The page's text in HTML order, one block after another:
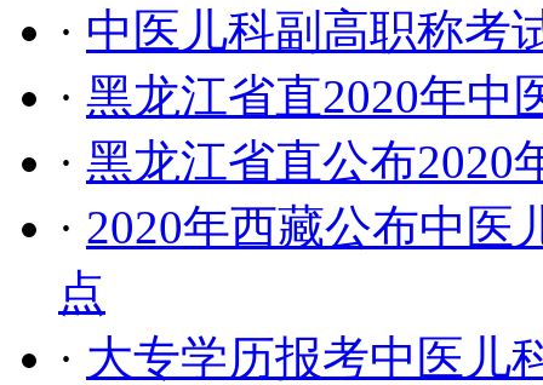
· 中医儿科副高职称考
· 黑龙江省直2020年中
· 黑龙江省直公布2020
· 2020年西藏公布中医
点
· 大专学历报考中医儿